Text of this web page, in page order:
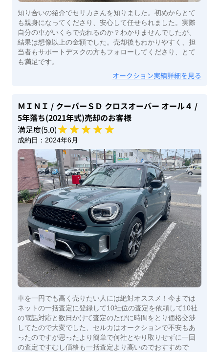
知り合いの紹介でセリカさんを知りました。初めからとて
も親身になってくださり、安心して任せられました。実際
自分の車がいくらで売れるのか？わかりませんでしたが、
結果は想像以上の金額でした。売却後もわかりやすく、担
当者もサポートデスクの方もフォローしてくださり、とて
も満足です。
オークション実績詳細を見る
ＭＩＮＩ / クーパーＳＤ クロスオーバー オール４ /
5年落ち(2021年式)売却のお客様
満足度(5.0)
成約日： 2024年6月
車を一円でも高く売りたい人には絶対オススメ！今までは
ネットの一括査定に登録して10社位の査定を依頼して10社
の電話対応と数日かけて査定のたびに時間をとり価格交渉
してたので大変でした、セルカはオークションで不安もあ
ったのですが思ったより簡単で何社とやり取りせずに一回
の査定ですむし価格も一括査定より高いのでおすすめで